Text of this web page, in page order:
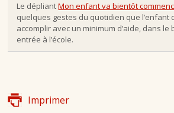
Le dépliantMon enfant va bientôt
quelques gestes du quotidien que l’enfant
accomplir avec un minimum d’aide, dans
entrée à l’école.
Imprimer